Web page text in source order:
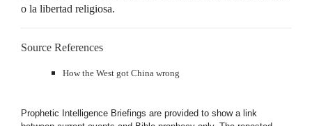
o la libertad religiosa.
Source References
How the West got China wrong
Prophetic Intelligence Briefings are provided to show a link